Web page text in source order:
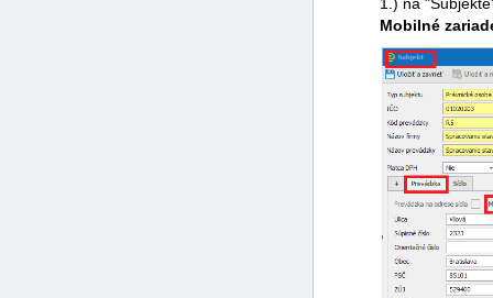
Mobilné